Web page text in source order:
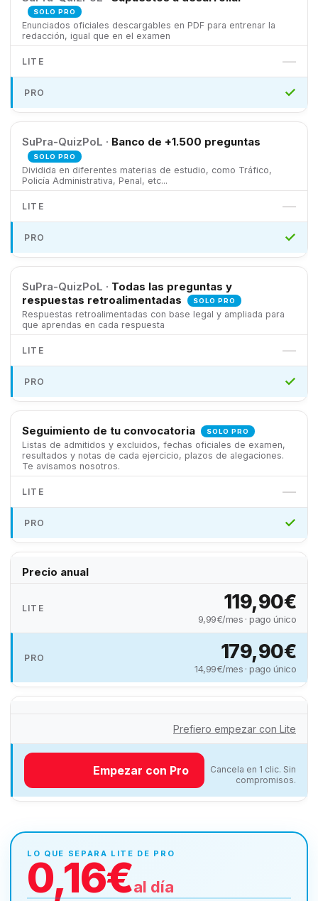
SOLO PRO
Enunciados oficiales descargables en PDF para entrenar la
redacción, igual que en el examen
—
✓
SuPra-QuizPoL · Banco de +1.500 preguntas
SOLO PRO
Dividida en diferentes materias de estudio, como Tráfico,
Policía Administrativa, Penal, etc...
—
✓
SuPra-QuizPoL · Todas las preguntas y
respuestas retroalimentadas
SOLO PRO
Respuestas retroalimentadas con base legal y ampliada para
que aprendas en cada respuesta
—
✓
Seguimiento de tu convocatoria SOLO PRO
Listas de admitidos y excluidos, fechas oficiales de examen,
resultados y notas de cada ejercicio, plazos de alegaciones.
Te avisamos nosotros.
—
✓
Precio anual
119,90€
9,99€/mes · pago único
179,90€
14,99€/mes · pago único
Prefiero empezar con Lite
Empezar con Pro
Cancela en 1 clic. Sin
compromisos.
LO QUE SEPARA LITE DE PRO
0,16€al día